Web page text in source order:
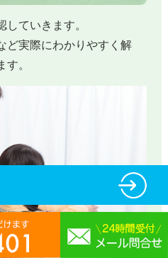
していきます。
ど実際にわかりやすく解
す。